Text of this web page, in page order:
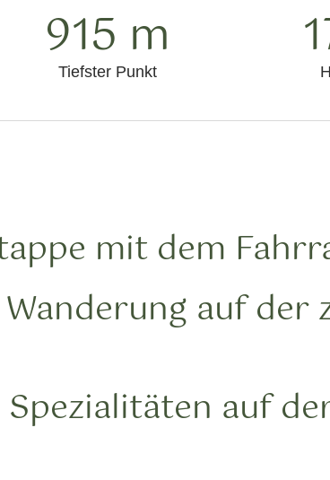
Tiefster Punkt
915 m
mit dem
auf der
auf